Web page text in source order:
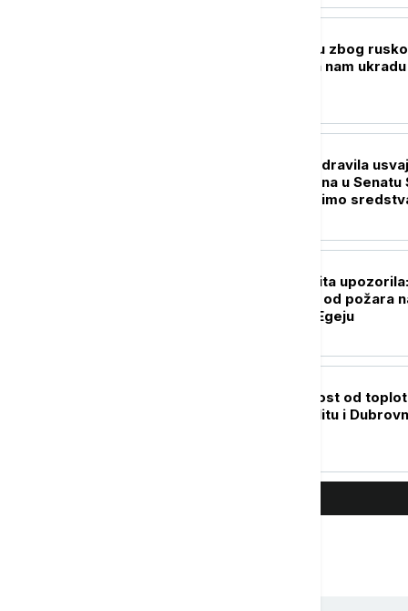
Atal podneo tužbu zbog
mešanja: "Žele da nam ukradu
Fon der Lajen pozdravila
Grejemovog zakona u Senatu
"Zajedno da iscrpimo
Grčka civilna zaštita upozorila:
Veoma visok rizik od požara
Kritu i severnom Egeju
Vrlo velika opasnost od
talasa u Rijeci, Splitu i